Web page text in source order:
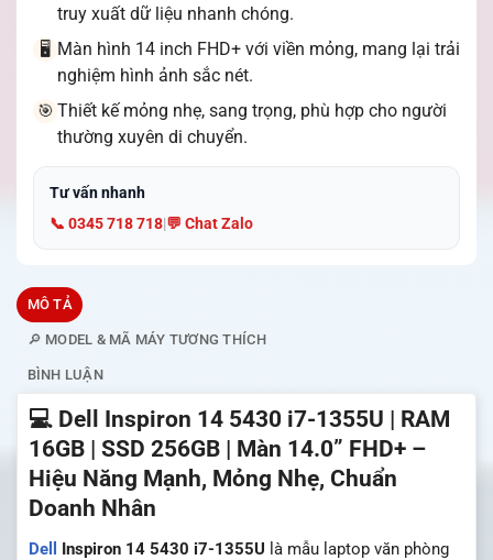
truy xuất dữ liệu nhanh chóng.
🖥️ Màn hình 14 inch FHD+ với viền mỏng, mang lại trải
nghiệm hình ảnh sắc nét.
🎯 Thiết kế mỏng nhẹ, sang trọng, phù hợp cho người
thường xuyên di chuyển.
Tư vấn nhanh
📞 0345 718 718|💬 Chat Zalo
MÔ TẢ
🔎 MODEL & MÃ MÁY TƯƠNG THÍCH
BÌNH LUẬN
💻 Dell Inspiron 14 5430 i7-1355U | RAM
16GB | SSD 256GB | Màn 14.0” FHD+ –
Hiệu Năng Mạnh, Mỏng Nhẹ, Chuẩn
Doanh Nhân
Dell Inspiron 14 5430 i7-1355U là mẫu laptop văn phòng